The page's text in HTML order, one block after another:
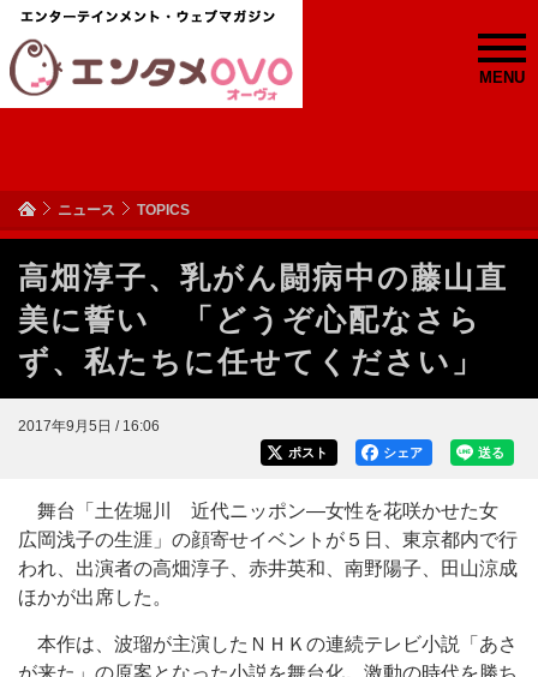
MENU
ニュース TOPICS
高畑淳子、乳がん闘病中の藤山直
美に誓い 「どうぞ心配なさら
ず、私たちに任せてください」
2017年9月5日 / 16:06
送る
シェア
ポスト
舞台「土佐堀川 近代ニッポン―女性を花咲かせた女
広岡浅子の生涯」の顔寄せイベントが５日、東京都内で行
われ、出演者の高畑淳子、赤井英和、南野陽子、田山涼成
ほかが出席した。
本作は、波瑠が主演したＮＨＫの連続テレビ小説「あさ
が来た」の原案となった小説を舞台化。激動の時代を勝ち